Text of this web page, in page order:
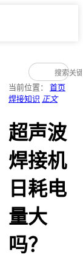
当前位置： 首页
焊接知识 正文
超声波
焊接机
日耗电
量大
吗？